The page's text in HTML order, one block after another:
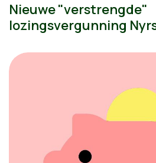
Nieuwe "verstrengde"
lozingsvergunning